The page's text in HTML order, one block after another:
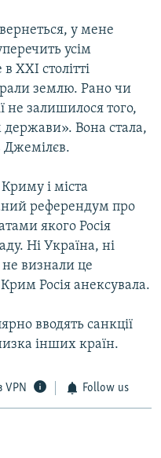
у мене
усім
столітті
землю. Рано чи
не залишилося того,
Вона стала,
Джемілєв.
і міста
референдум про
якого Росія
Ні Україна, ні
визнали це
Росія анексувала.
вводять санкції
інших країн.
VPN Follow us